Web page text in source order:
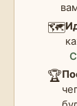
🗺️
🏆